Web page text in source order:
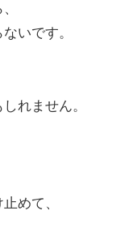
いです。
れません。
めて、